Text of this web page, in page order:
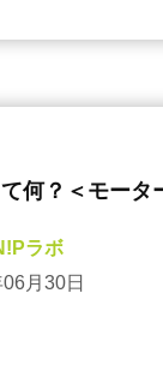
何？＜モータ
ラボ
月30日